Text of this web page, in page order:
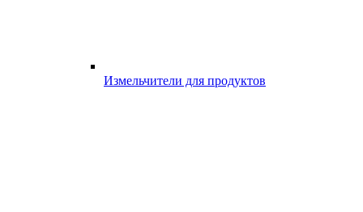
Измельчители для продуктов